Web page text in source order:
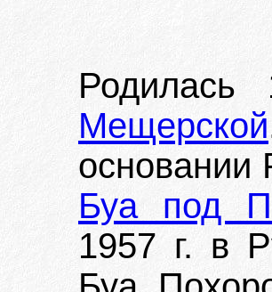
Мещерской
основании
Буа под
1957 г. в